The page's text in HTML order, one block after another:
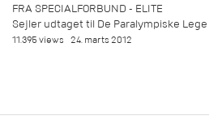
FRA SPECIALFORBUND - ELITE
Sejler udtaget til De Paralympiske Lege
11.395 views 24. marts 2012